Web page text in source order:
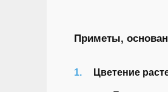
Приметы,
Цветение